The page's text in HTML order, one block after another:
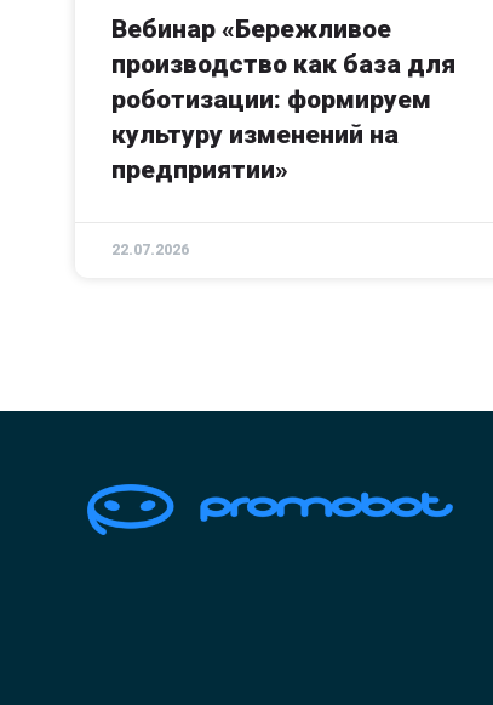
Вебинар «Бережливое
производство как база для
роботизации: формируем
культуру изменений на
предприятии»
22.07.2026